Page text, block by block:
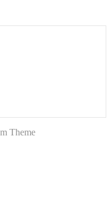
Theme